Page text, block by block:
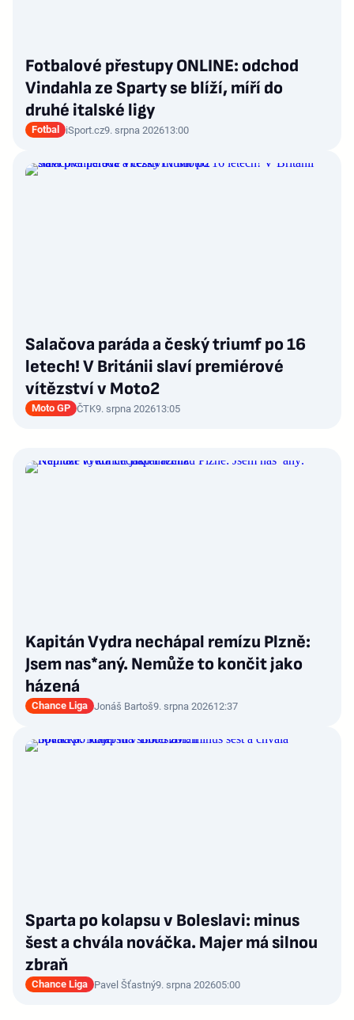
Fotbalové přestupy ONLINE: odchod
Vindahla ze Sparty se blíží, míří do
druhé italské ligy
Fotbal iSport.cz9. srpna 202613:00
Salačova paráda a český triumf po 16
letech! V Británii slaví premiérové
vítězství v Moto2
Moto GP ČTK9. srpna 202613:05
Kapitán Vydra nechápal remízu Plzně:
Jsem nas*aný. Nemůže to končit jako
házená
Chance Liga Jonáš Bartoš9. srpna 202612:37
Sparta po kolapsu v Boleslavi: minus
šest a chvála nováčka. Majer má silnou
zbraň
Chance Liga Pavel Šťastný9. srpna 202605:00